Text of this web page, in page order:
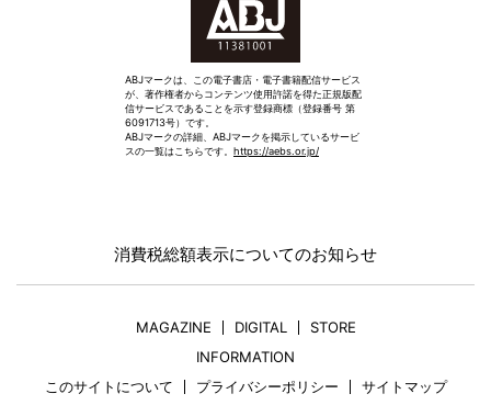
ABJマークは、この電子書店・電子書籍配信サービス
が、著作権者からコンテンツ使用許諾を得た正規版配
信サービスであることを示す登録商標（登録番号 第
6091713号）です。
ABJマークの詳細、ABJマークを掲示しているサービ
スの一覧はこちらです。 https://aebs.or.jp/
消費税総額表示についてのお知らせ
MAGAZINE DIGITAL
STORE
INFORMATION
このサイトについて
プライバシーポリシー
サイトマップ